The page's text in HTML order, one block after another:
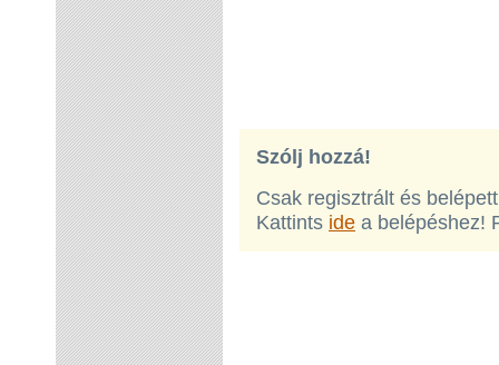
Szólj hozzá!
Csak regisztrált és
Kattints ide a belépéshez!